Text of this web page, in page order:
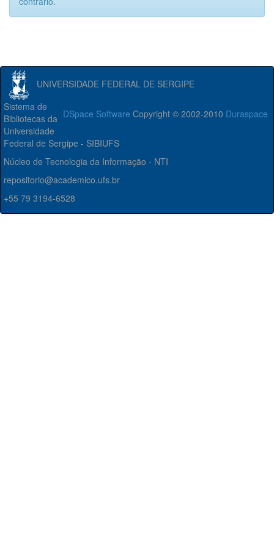
UNIVERSIDADE FEDERAL DE SERGIPE
DSpace Software Copyright © 2002-2010 Duraspace
Sistema de
Bibliotecas da
Universidade
Federal de Sergipe - SIBIUFS
Núcleo de Tecnologia da Informação - NTI
repositorio@academico.ufs.br
+55 79 3194-6528